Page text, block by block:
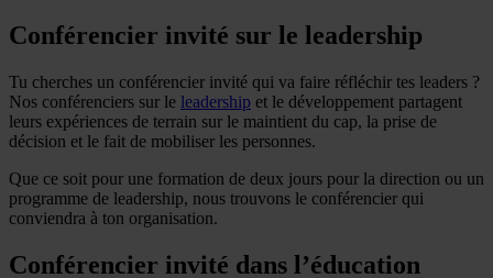
Conférencier invité sur le leadership
Tu cherches un conférencier invité qui va faire réfléchir tes leaders ?
Nos conférenciers sur le leadership et le développement partagent
leurs expériences de terrain sur le maintient du cap, la prise de
décision et le fait de mobiliser les personnes.
Que ce soit pour une formation de deux jours pour la direction ou un
programme de leadership, nous trouvons le conférencier qui
conviendra à ton organisation.
Conférencier invité dans l’éducation